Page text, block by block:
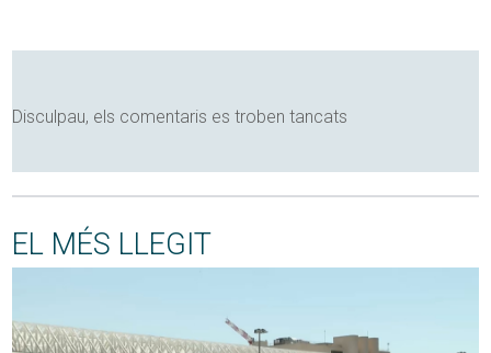
Disculpau, els comentaris es troben tancats
EL MÉS LLEGIT